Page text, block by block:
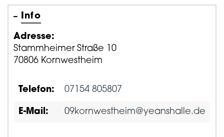
Info
Adresse:
Stammheimer Straße 10
70806 Kornwestheim
Telefon: 07154 805807
E-Mail: 09kornwestheim@yeanshalle.de